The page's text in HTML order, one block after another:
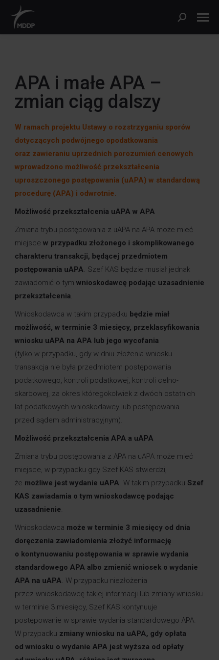
APA i małe APA –
zmian ciąg dalszy
W ramach projektu Ustawy o rozstrzyganiu sporów
dotyczących podwójnego opodatkowania
oraz zawieraniu uprzednich porozumień cenowych
wprowadzono możliwość przekształcenia
uproszczonego postępowania (uAPA) w standardową
procedurę (APA) i odwrotnie.
Możliwość przekształcenia uAPA w APA
Zmiana trybu postępowania z uAPA na APA może mieć
miejsce w przypadku złożonego i skomplikowanego
charakteru transakcji, będącej przedmiotem
postępowania uAPA. Szef KAS będzie musiał jednak
zawiadomić o tym wnioskodawcę podając uzasadnienie
przekształcenia.
Wnioskodawca w takim przypadku będzie miał
możliwość, w terminie 3 miesięcy, przeklasyfikowania
wniosku uAPA na APA lub jego wycofania
(tylko w przypadku, gdy w dniu złożenia wniosku
transakcja nie była przedmiotem postępowania
podatkowego, kontroli podatkowej, kontroli celno-
skarbowej, za okres któregokolwiek z dwóch ostatnich
lat podatkowych wnioskodawcy lub postępowania
przed sądem administracyjnym).
Możliwość przekształcenia APA a uAPA
Zmiana trybu postępowania z APA na uAPA może mieć
miejsce, w przypadku gdy Szef KAS stwierdzi,
że możliwe jest wydanie uAPA. W takim przypadku Szef
KAS zawiadamia o tym wnioskodawcę podając
uzasadnienie.
Wnioskodawca może w terminie 3 miesięcy od dnia
doręczenia zawiadomienia złożyć informację
o kontynuowaniu postępowania w sprawie wydania
standardowego APA albo zmienić wniosek o wydanie
APA na uAPA. W przypadku niezłożenia
przez wnioskodawcę takiej informacji lub zmiany wniosku
w terminie 3 miesięcy, Szef KAS kontynuuje
postępowanie w sprawie wydania standardowego APA.
W przypadku zmiany wniosku na uAPA, gdy opłata
od wniosku o wydanie APA jest wyższa od opłaty